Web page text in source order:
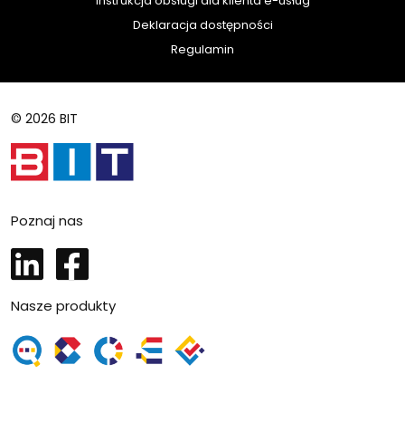
Deklaracja dostępności
Regulamin
© 2026 BIT
Poznaj nas
LinkedInFacebook
Nasze produkty
SmartSite Lupe
SmartSite CMS
SmartSite Organizator
SmartSite eKolejka
SmartSite eUsługi